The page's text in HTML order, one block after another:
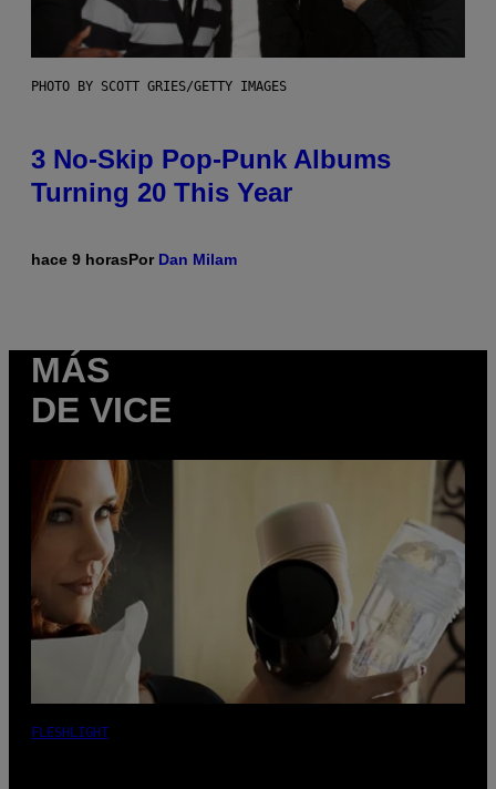
PHOTO BY SCOTT GRIES/GETTY IMAGES
3 No-Skip Pop-Punk Albums
Turning 20 This Year
hace 9 horasPor Dan Milam
MÁS
DE VICE
FLESHLIGHT